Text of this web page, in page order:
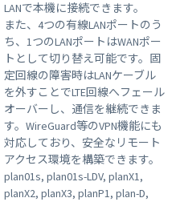
LANで本機に接続できます。
また、4つの有線LANポートのう
ち、1つのLANポートはWANポー
トとして切り替え可能です。固
定回線の障害時はLANケーブル
を外すことでLTE回線へフェール
オーバーし、通信を継続できま
す。WireGuard等のVPN機能にも
対応しており、安全なリモート
アクセス環境を構築できます。
plan01s, plan01s-LDV, planX1,
planX2, planX3, planP1, plan-D,